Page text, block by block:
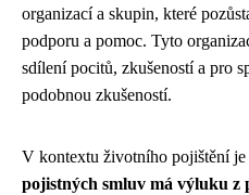
organizací a skupin, které
podporu a pomoc. Tyto
sdílení pocitů, zkušeností a pro
podobnou zkušeností.
V kontextu životního pojištění je
pojistných smluv má výluku z